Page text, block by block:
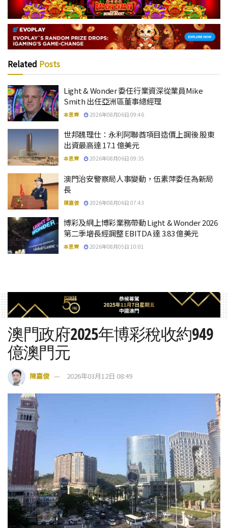
Related Posts
Light & Wonder 委任行業資深從業員Mike
Smith 出任亞洲區董事總經理
本思齊 2026年08月06日 09:46
世邦魏理仕：永利阿聯酋項目造價上調後 股東
出資最高達 17.1 億美元
本思齊 2026年08月06日 09:35
澳門治安警察局人事變動，伍素萍委任為新局
長
陳嘉俊 2026年08月06日 07:43
博彩及網上博彩業務帶動 Light & Wonder 2026
第二季增長經調整 EBITDA 達 3.83 億美元
本思齊 2026年08月05日 10:01
澳門政府2025年博彩稅收約949
億澳門元
陳嘉俊 2026年03月12日 08:49